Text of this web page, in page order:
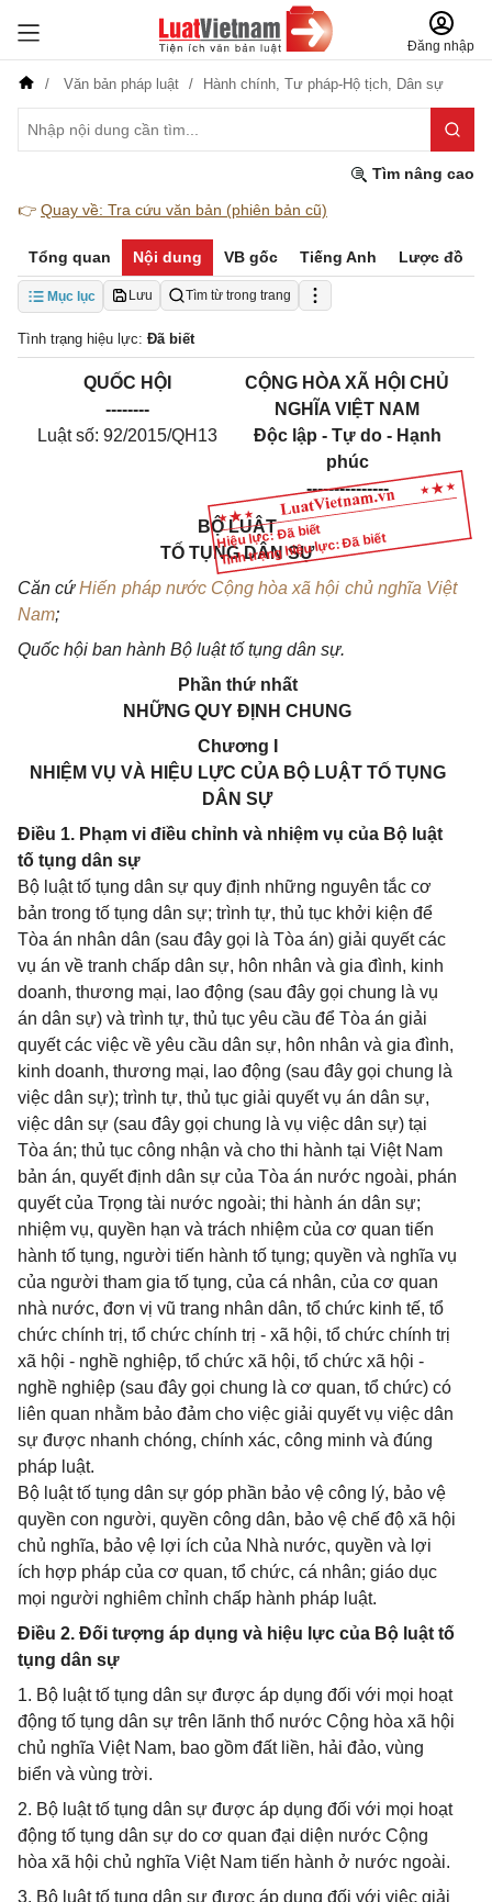
Đăng nhập
Văn bản pháp luật Hành chính, Tư pháp-Hộ tịch, Dân sự
Tìm nâng cao
👉 Quay về: Tra cứu văn bản (phiên bản cũ)
Tổng quan Nội dung VB gốc Tiếng Anh Lược đồ
Mục lục Lưu Tìm từ trong trang
Tình trạng hiệu lực: Đã biết
Hiệu lực: Đã biết
Tình trạng hiệu lực: Đã biết
QUỐC HỘI
--------
Luật số: 92/2015/QH13
CỘNG HÒA XÃ HỘI CHỦ
NGHĨA VIỆT NAM
Độc lập - Tự do - Hạnh
phúc
---------------
BỘ LUẬT
TỐ TỤNG DÂN SỰ
Căn cứHiến pháp nước Cộng hòa xã hội chủ nghĩa Việt
Nam;
Quốc hội ban hành Bộ luật tố tụng dân sự.
Phần thứ nhất
NHỮNG QUY ĐỊNH CHUNG
Chương I
NHIỆM VỤ VÀ HIỆU LỰC CỦA BỘ LUẬT TỐ TỤNG
DÂN SỰ
Điều 1. Phạm vi điều chỉnh và nhiệm vụ của Bộ luật
tố tụng dân sự
Bộ luật tố tụng dân sự quy định những nguyên tắc cơ
bản trong tố tụng dân sự; trình tự, thủ tục khởi kiện để
Tòa án nhân dân (sau đây gọi là Tòa án) giải quyết các
vụ án về tranh chấp dân sự, hôn nhân và gia đình, kinh
doanh, thương mại, lao động (sau đây gọi chung là vụ
án dân sự) và trình tự, thủ tục yêu cầu để Tòa án giải
quyết các việc về yêu cầu dân sự, hôn nhân và gia đình,
kinh doanh, thương mại, lao động (sau đây gọi chung là
việc dân sự); trình tự, thủ tục giải quyết vụ án dân sự,
việc dân sự (sau đây gọi chung là vụ việc dân sự) tại
Tòa án; thủ tục công nhận và cho thi hành tại Việt Nam
bản án, quyết định dân sự của Tòa án nước ngoài, phán
quyết của Trọng tài nước ngoài; thi hành án dân sự;
nhiệm vụ, quyền hạn và trách nhiệm của cơ quan tiến
hành tố tụng, người tiến hành tố tụng; quyền và nghĩa vụ
của người tham gia tố tụng, của cá nhân, của cơ quan
nhà nước, đơn vị vũ trang nhân dân, tổ chức kinh tế, tổ
chức chính trị, tổ chức chính trị - xã hội, tổ chức chính trị
xã hội - nghề nghiệp, tổ chức xã hội, tổ chức xã hội -
nghề nghiệp (sau đây gọi chung là cơ quan, tổ chức) có
liên quan nhằm bảo đảm cho việc giải quyết vụ việc dân
sự được nhanh chóng, chính xác, công minh và đúng
pháp luật.
Bộ luật tố tụng dân sự góp phần bảo vệ công lý, bảo vệ
quyền con người, quyền công dân, bảo vệ chế độ xã hội
chủ nghĩa, bảo vệ lợi ích của Nhà nước, quyền và lợi
ích hợp pháp của cơ quan, tổ chức, cá nhân; giáo dục
mọi người nghiêm chỉnh chấp hành pháp luật.
Điều 2. Đối tượng áp dụng và hiệu lực của Bộ luật tố
tụng dân sự
1. Bộ luật tố tụng dân sự được áp dụng đối với mọi hoạt
động tố tụng dân sự trên lãnh thổ nước Cộng hòa xã hội
chủ nghĩa Việt Nam, bao gồm đất liền, hải đảo, vùng
biển và vùng trời.
2. Bộ luật tố tụng dân sự được áp dụng đối với mọi hoạt
động tố tụng dân sự do cơ quan đại diện nước Cộng
hòa xã hội chủ nghĩa Việt Nam tiến hành ở nước ngoài.
3. Bộ luật tố tụng dân sự được áp dụng đối với việc giải